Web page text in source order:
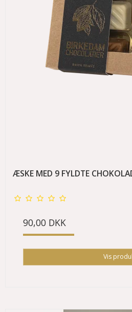
ÆSKE MED 9 FYLDTE
90,00 DKK
Vis